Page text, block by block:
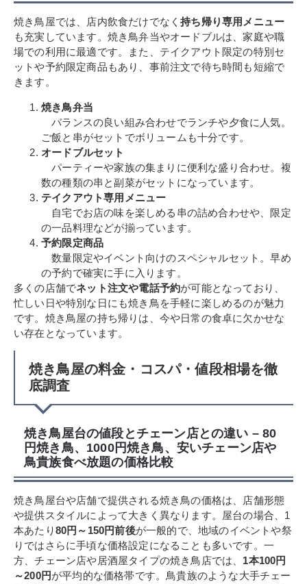
焼き鳥屋では、店内飲食だけでなく持ち帰り専用メニュー
も充実しています。焼き鳥弁当やオードブルは、家庭や職
場での利用に最適です。また、テイクアウト限定の特別セ
ットや予約限定商品もあり、事前注文で待ち時間も短縮で
きます。
焼き鳥弁当
バランスの良い組み合わせでランチや夕食に人気。
ご飯と串がセットでボリュームも十分です。
オードブルセット
パーティーや家族の集まりに便利な盛り合わせ。複
数の種類の串と副菜がセットになっています。
テイクアウト専用メニュー
自宅でお店の味を楽しめる串の詰め合わせや、限定
の一品料理などが揃っています。
予約限定商品
数量限定やイベント向けのスペシャルセット。早め
の予約で確実に手に入ります。
多くの店舗でネット注文や電話予約が可能となっており、
忙しい日や特別な日にも焼き鳥を手軽に楽しめるのが魅力
です。焼き鳥屋の持ち帰りは、今や日常の食卓に欠かせな
い存在となっています。
焼き鳥屋の料金・コスパ・値段相場を徹
底調査
焼き鳥屋台の値段とチェーン店との違い – 80
円焼き鳥、1000円焼き鳥、安いチェーン店や
鳥貴族食べ放題の価格比較
焼き鳥屋台や店舗で提供される焼き鳥の価格は、店舗形態
や提供スタイルによって大きく異なります。屋台の場合、1
本あたり80円～150円前後が一般的で、地域のイベントや祭
りではさらに手頃な価格設定になることも多いです。一
方、チェーン店や居酒屋タイプの焼き鳥店では、 1本100円
～200円が平均的な価格帯です。鳥貴族のような大手チェー